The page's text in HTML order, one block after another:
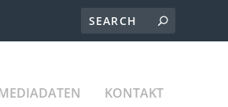
KONTAKT